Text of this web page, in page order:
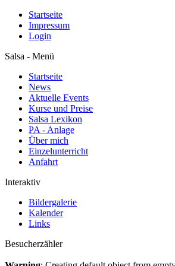
Startseite
Impressum
Login
Salsa - Menü
Startseite
News
Aktuelle Events
Kurse und Preise
Salsa Lexikon
PA - Anlage
Über mich
Einzelunterricht
Anfahrt
Interaktiv
Bildergalerie
Kalender
Links
Besucherzähler